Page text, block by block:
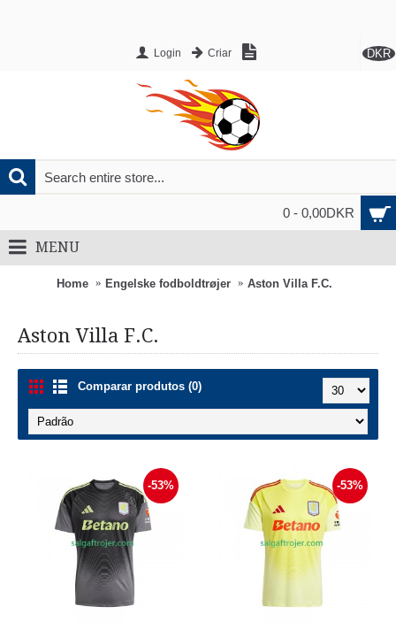
DKR
Login Criar
0 - 0,00DKR
MENU
Home Engelske fodboldtrøjer Aston Villa F.C.
Aston Villa F.C.
Comparar produtos (0)
-53% -53%